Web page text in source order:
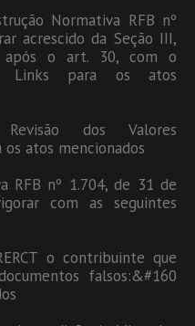
Normativa RFB nº
acrescido da Seção III,
após o art. 30, com o
Links para os atos
dos Valores
atos mencionados
RFB nº 1.704, de 31 de
com as seguintes
o contribuinte que
falsos:&#160